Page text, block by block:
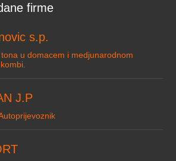
firme
s.p.
u domacem i medjunarodnom
J.P